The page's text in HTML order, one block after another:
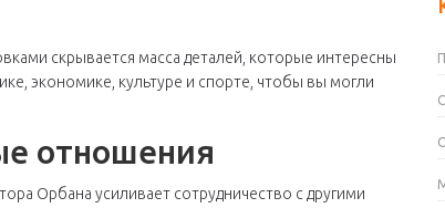
скрывается масса деталей, которые интересны
экономике, культуре и спорте, чтобы вы могли
отношения
Орбана усиливает сотрудничество с другими